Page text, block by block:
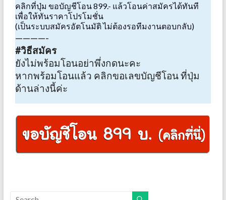
คลิกที่ปุ่ม ขอบัญชีโอน 899.- แล้วโอนค่าสมัครได้ทันที
เพื่อให้ทันราคาโปรโมชั่น
(เป็นระบบสมัครอัตโนมัติ ไม่ต้องรอทีมงานตอบกลับ)
————-
#วิธีสมัคร
ยังไม่พร้อมโอนอย่าพึ่งกดนะคะ
หากพร้อมโอนแล้ว คลิกขอเลขบัญชีโอน ที่ปุ่ม
ด้านล่างนี้ค่ะ